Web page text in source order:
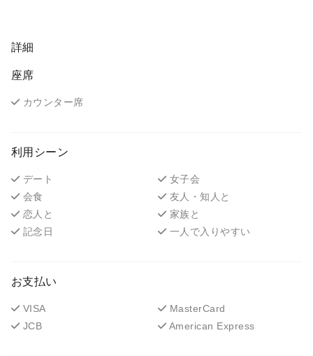
詳細
座席
カウンター席
利用シーン
デート
女子会
会食
友人・知人と
恋人と
家族と
記念日
一人で入りやすい
お支払い
VISA
MasterCard
JCB
American Express